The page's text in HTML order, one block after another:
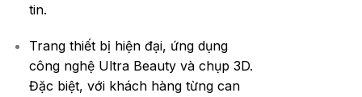
tin.
Trang thiết bị hiện đại, ứng dụng
công nghệ Ultra Beauty và chụp 3D.
Đặc biệt, với khách hàng từng can